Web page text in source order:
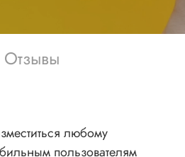
Отзывы
любому
пользователям